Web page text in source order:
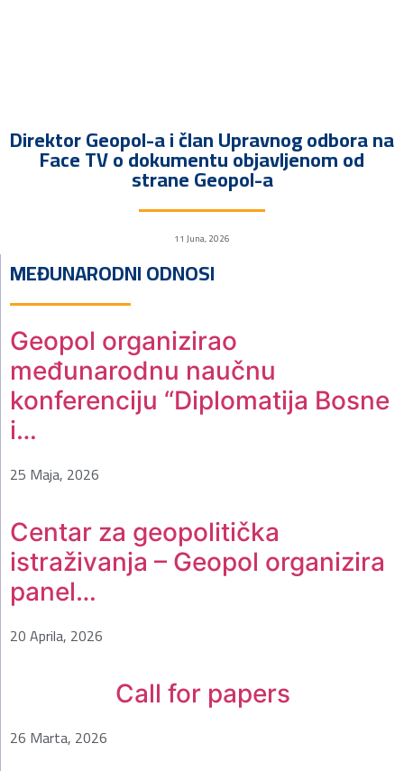
Direktor Geopol-a i član Upravnog odbora na
Face TV o dokumentu objavljenom od
strane Geopol-a
11 Juna, 2026
MEĐUNARODNI ODNOSI
Geopol organizirao
međunarodnu naučnu
konferenciju “Diplomatija Bosne
i…
25 Maja, 2026
Centar za geopolitička
istraživanja – Geopol organizira
panel…
20 Aprila, 2026
Call for papers
26 Marta, 2026